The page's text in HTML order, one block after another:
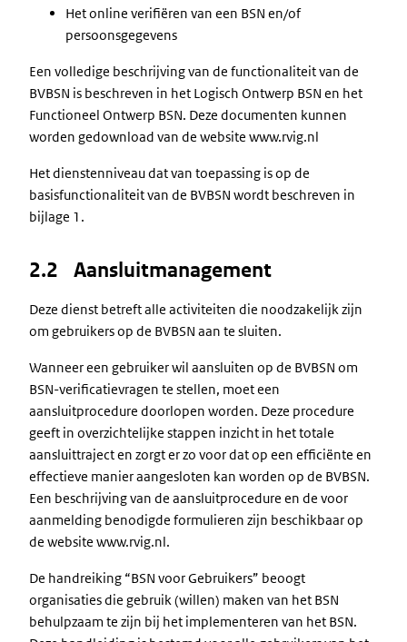
Het online verifiëren van een BSN en/of
persoonsgegevens
Een volledige beschrijving van de functionaliteit van de
BVBSN is beschreven in het Logisch Ontwerp BSN en het
Functioneel Ontwerp BSN. Deze documenten kunnen
worden gedownload van de website www.rvig.nl
Het dienstenniveau dat van toepassing is op de
basisfunctionaliteit van de BVBSN wordt beschreven in
bijlage 1.
2.2 Aansluitmanagement
Deze dienst betreft alle activiteiten die noodzakelijk zijn
om gebruikers op de BVBSN aan te sluiten.
Wanneer een gebruiker wil aansluiten op de BVBSN om
BSN-verificatievragen te stellen, moet een
aansluitprocedure doorlopen worden. Deze procedure
geeft in overzichtelijke stappen inzicht in het totale
aansluittraject en zorgt er zo voor dat op een efficiënte en
effectieve manier aangesloten kan worden op de BVBSN.
Een beschrijving van de aansluitprocedure en de voor
aanmelding benodigde formulieren zijn beschikbaar op
de website www.rvig.nl.
De handreiking “BSN voor Gebruikers” beoogt
organisaties die gebruik (willen) maken van het BSN
behulpzaam te zijn bij het implementeren van het BSN.